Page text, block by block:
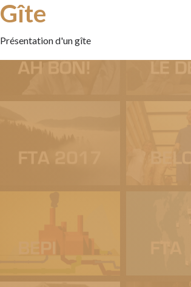
Gîte
Présentation d'un gîte